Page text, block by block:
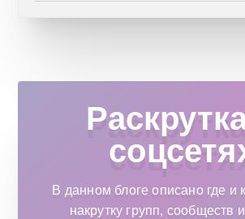
В данном блоге описано где и
накрутку групп, сообществ